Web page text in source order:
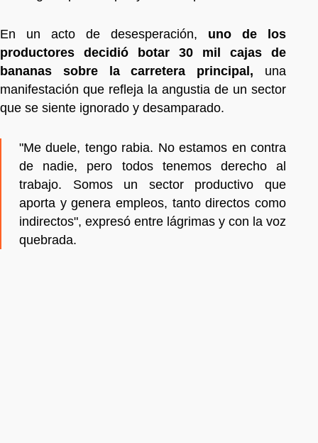
En un acto de desesperación, uno de los
productores decidió botar 30 mil cajas de
bananas sobre la carretera principal, una
manifestación que refleja la angustia de un sector
que se siente ignorado y desamparado.
"Me duele, tengo rabia. No estamos en contra
de nadie, pero todos tenemos derecho al
trabajo. Somos un sector productivo que
aporta y genera empleos, tanto directos como
indirectos", expresó entre lágrimas y con la voz
quebrada.